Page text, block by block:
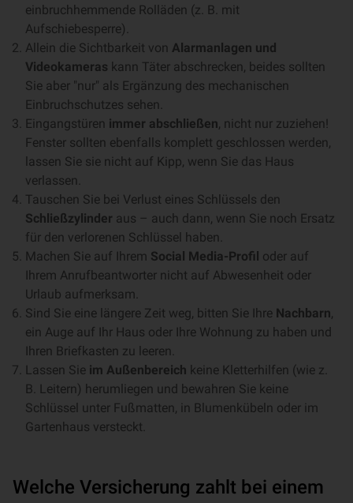
einbruchhemmende Rolläden (z. B. mit
Aufschiebesperre).
Allein die Sichtbarkeit von Alarmanlagen und
Videokameras kann Täter abschrecken, beides sollten
Sie aber "nur" als Ergänzung des mechanischen
Einbruchschutzes sehen.
Eingangstüren immer abschließen, nicht nur zuziehen!
Fenster sollten ebenfalls komplett geschlossen werden,
lassen Sie sie nicht auf Kipp, wenn Sie das Haus
verlassen.
Tauschen Sie bei Verlust eines Schlüssels den
Schließzylinder aus – auch dann, wenn Sie noch Ersatz
für den verlorenen Schlüssel haben.
Machen Sie auf Ihrem Social Media-Profil oder auf
Ihrem Anrufbeantworter nicht auf Abwesenheit oder
Urlaub aufmerksam.
Sind Sie eine längere Zeit weg, bitten Sie Ihre Nachbarn,
ein Auge auf Ihr Haus oder Ihre Wohnung zu haben und
Ihren Briefkasten zu leeren.
Lassen Sie im Außenbereich keine Kletterhilfen (wie z.
B. Leitern) herumliegen und bewahren Sie keine
Schlüssel unter Fußmatten, in Blumenkübeln oder im
Gartenhaus versteckt.
Welche Versicherung zahlt bei einem